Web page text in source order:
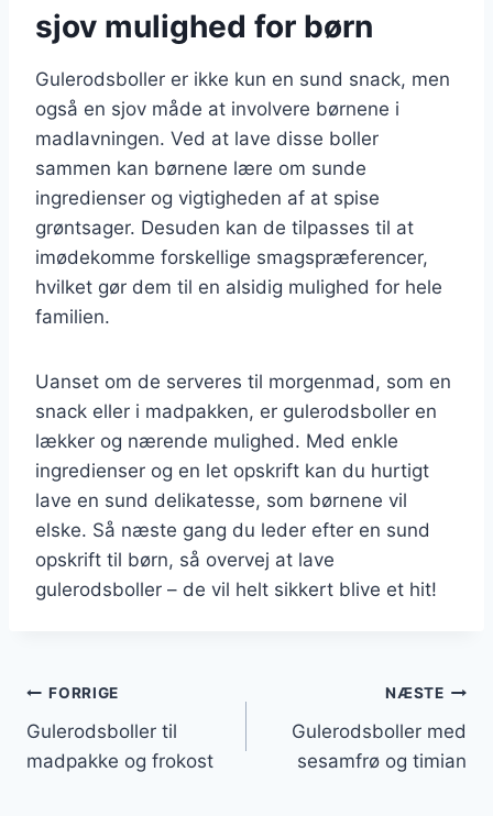
sjov mulighed for børn
Gulerodsboller er ikke kun en sund snack, men
også en sjov måde at involvere børnene i
madlavningen. Ved at lave disse boller
sammen kan børnene lære om sunde
ingredienser og vigtigheden af at spise
grøntsager. Desuden kan de tilpasses til at
imødekomme forskellige smagspræferencer,
hvilket gør dem til en alsidig mulighed for hele
familien.
Uanset om de serveres til morgenmad, som en
snack eller i madpakken, er gulerodsboller en
lækker og nærende mulighed. Med enkle
ingredienser og en let opskrift kan du hurtigt
lave en sund delikatesse, som børnene vil
elske. Så næste gang du leder efter en sund
opskrift til børn, så overvej at lave
gulerodsboller – de vil helt sikkert blive et hit!
Indlægsnavigation
FORRIGE
Gulerodsboller til
madpakke og frokost
NÆSTE
Gulerodsboller med
sesamfrø og timian